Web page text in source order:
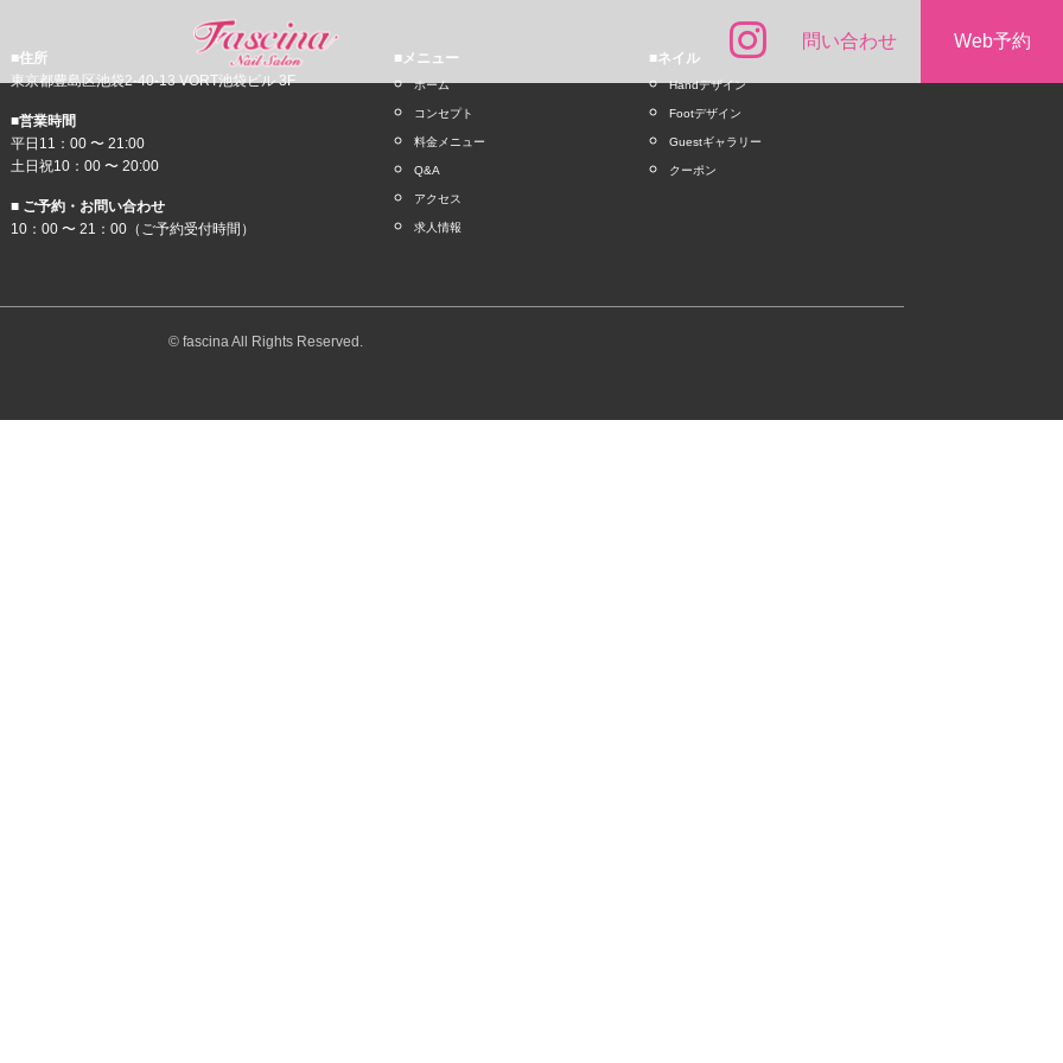
問い合わせ Web予約
■住所
東京都豊島区池袋2-40-13 VORT池袋ビル 3F
■営業時間
平日11：00 〜 21:00
土日祝10：00 〜 20:00
■ ご予約・お問い合わせ
10：00 〜 21：00（ご予約受付時間）
■メニュー
ホーム
コンセプト
料金メニュー
Q&A
アクセス
求人情報
■ネイル
Handデザイン
Footデザイン
Guestギャラリー
クーポン
© fascina All Rights Reserved.